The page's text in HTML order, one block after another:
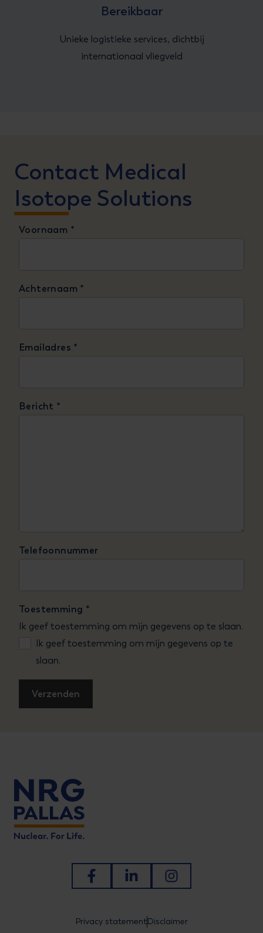
Bereikbaar
Unieke logistieke services, dichtbij
internationaal vliegveld
Contact Medical
Isotope Solutions
Voornaam *
Achternaam *
Emailadres *
Bericht *
Telefoonnummer
Toestemming *
Ik geef toestemming om mijn gegevens op te slaan.
Ik geef toestemming om mijn gegevens op te
slaan.
Ga naar Facebook
Ga naar LinkedInGa naar Instagram
Privacy statementDisclaimer